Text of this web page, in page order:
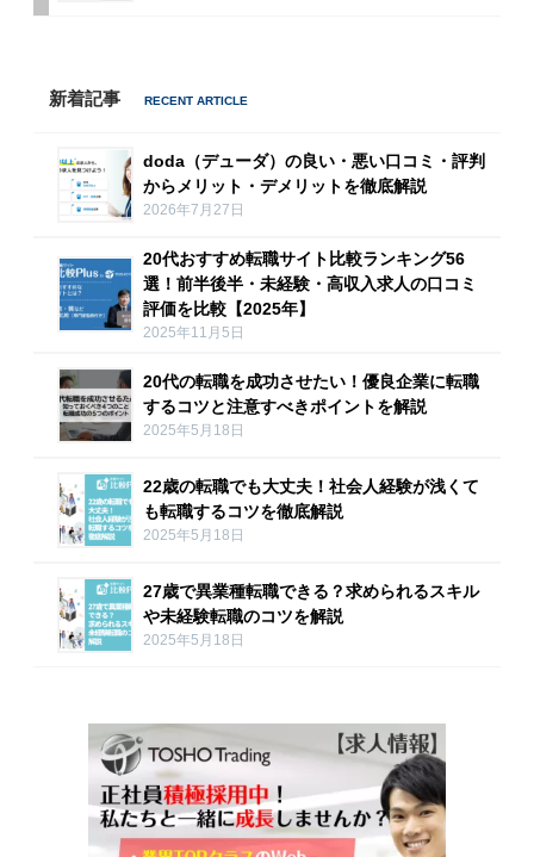
新着記事
doda（デューダ）の良い・悪い口コミ・評判
からメリット・デメリットを徹底解説
2026年7月27日
20代おすすめ転職サイト比較ランキング56
選！前半後半・未経験・高収入求人の口コミ
評価を比較【2025年】
2025年11月5日
20代の転職を成功させたい！優良企業に転職
するコツと注意すべきポイントを解説
2025年5月18日
22歳の転職でも大丈夫！社会人経験が浅くて
も転職するコツを徹底解説
2025年5月18日
27歳で異業種転職できる？求められるスキル
や未経験転職のコツを解説
2025年5月18日